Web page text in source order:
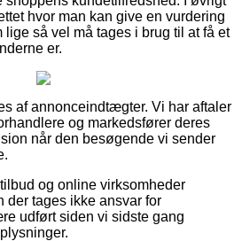
hvor man kan give en vurdering
så vel må tages i brug til at få et
er.
af annonceindtægter. Vi har aftaler
og markedsfører deres
når den besøgende vi sender
og online virksomheder
tages ikke ansvar for
udført siden vi sidste gang